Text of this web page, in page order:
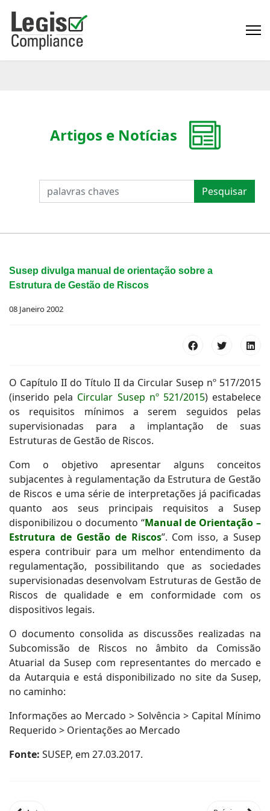
PESQUISAR Pesquisar
Artigos e Notícias
Susep divulga manual de orientação sobre a
Estrutura de Gestão de Riscos
08 Janeiro 2002
O Capítulo II do Título II da Circular Susep nº 517/2015
(inserido pela Circular Susep nº 521/2015) estabelece
os requisitos mínimos a serem seguidos pelas
supervisionadas para a implantação de suas
Estruturas de Gestão de Riscos.
Com o objetivo apresentar alguns conceitos
subjacentes à regulamentação da Estrutura de Gestão
de Riscos e uma série de interpretações já pacificadas
quanto aos seus principais requisitos a Susep
disponibilizou o documento “Manual de Orientação –
Estrutura de Gestão de Riscos”. Com isso, a Susep
espera contribuir para um melhor entendimento da
regulamentação, possibilitando que as sociedades
supervisionadas desenvolvam Estruturas de Gestão de
Riscos de qualidade e em conformidade com os
dispositivos legais.
O documento consolida as discussões realizadas na
Subcomissão de Riscos no âmbito da Comissão
Atuarial da Susep com representantes do mercado e
da Autarquia e está disponibilizado no site da Susep,
no caminho:
Informações ao Mercado > Solvência > Capital Mínimo
Requerido > Orientações ao Mercado
Fonte: SUSEP, em 27.03.2017.